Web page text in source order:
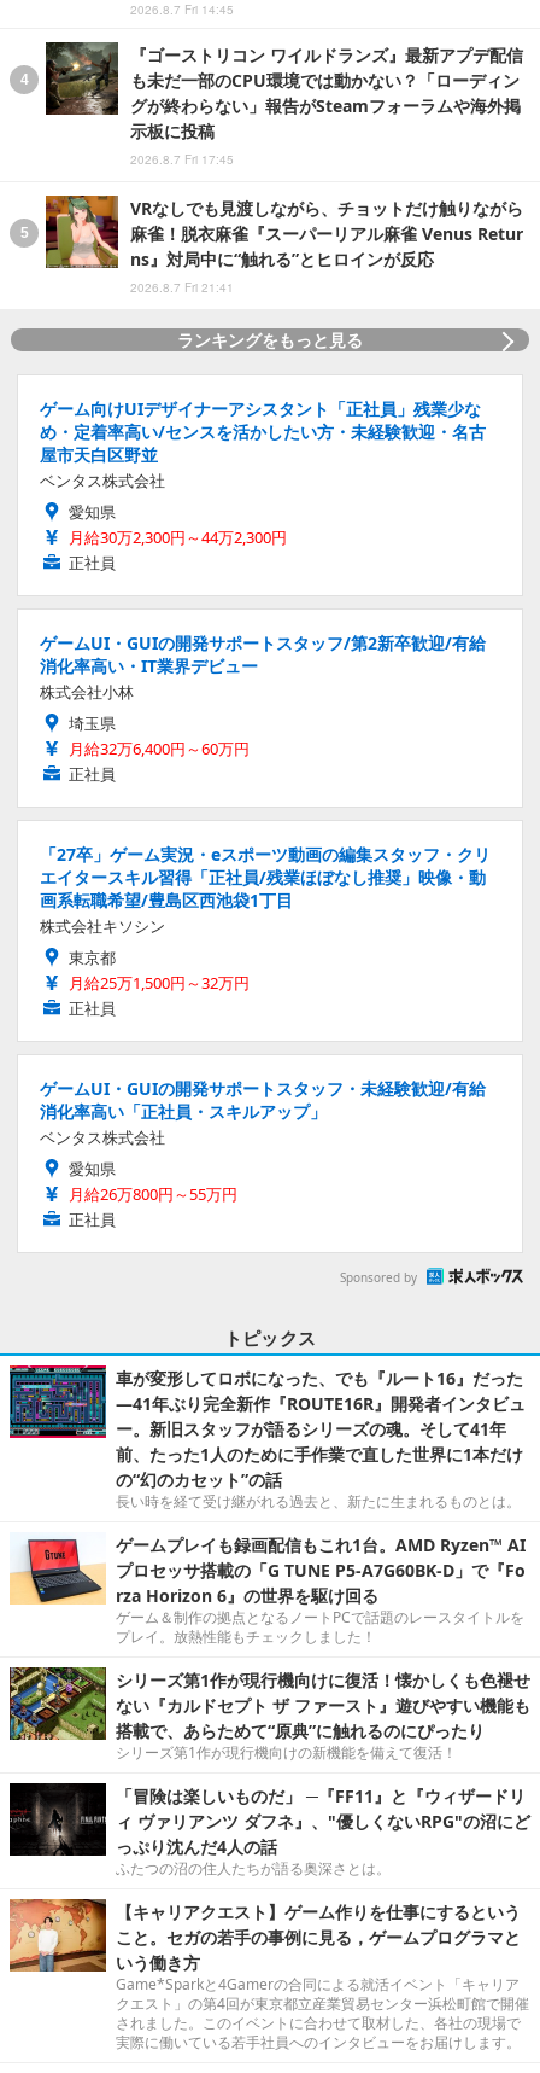
2026.8.7 Fri 14:45
『ゴーストリコン ワイルドランズ』最新アプデ配信
も未だ一部のCPU環境では動かない？「ローディン
グが終わらない」報告がSteamフォーラムや海外掲
示板に投稿
2026.8.7 Fri 17:45
VRなしでも見渡しながら、チョットだけ触りながら
麻雀！脱衣麻雀『スーパーリアル麻雀 Venus Retur
ns』対局中に“触れる”とヒロインが反応
2026.8.7 Fri 21:41
ランキングをもっと見る
ゲーム向けUIデザイナーアシスタント「正社員」残業少な
め・定着率高い/センスを活かしたい方・未経験歓迎・名古
屋市天白区野並
ベンタス株式会社
愛知県
月給30万2,300円～44万2,300円
正社員
ゲームUI・GUIの開発サポートスタッフ/第2新卒歓迎/有給
消化率高い・IT業界デビュー
株式会社小林
埼玉県
月給32万6,400円～60万円
正社員
「27卒」ゲーム実況・eスポーツ動画の編集スタッフ・クリ
エイタースキル習得「正社員/残業ほぼなし推奨」映像・動
画系転職希望/豊島区西池袋1丁目
株式会社キソシン
東京都
月給25万1,500円～32万円
正社員
ゲームUI・GUIの開発サポートスタッフ・未経験歓迎/有給
消化率高い「正社員・スキルアップ」
ベンタス株式会社
愛知県
月給26万800円～55万円
正社員
Sponsored by
トピックス
車が変形してロボになった、でも『ルート16』だった
―41年ぶり完全新作『ROUTE16R』開発者インタビュ
ー。新旧スタッフが語るシリーズの魂。そして41年
前、たった1人のために手作業で直した世界に1本だけ
の“幻のカセット”の話
長い時を経て受け継がれる過去と、新たに生まれるものとは。
ゲームプレイも録画配信もこれ1台。AMD Ryzen™ AI
プロセッサ搭載の「G TUNE P5-A7G60BK-D」で『Fo
rza Horizon 6』の世界を駆け回る
ゲーム＆制作の拠点となるノートPCで話題のレースタイトルを
プレイ。放熱性能もチェックしました！
シリーズ第1作が現行機向けに復活！懐かしくも色褪せ
ない『カルドセプト ザ ファースト』遊びやすい機能も
搭載で、あらためて“原典”に触れるのにぴったり
シリーズ第1作が現行機向けの新機能を備えて復活！
「冒険は楽しいものだ」 ─『FF11』と『ウィザードリ
ィ ヴァリアンツ ダフネ』、"優しくないRPG"の沼にど
っぷり沈んだ4人の話
ふたつの沼の住人たちが語る奥深さとは。
【キャリアクエスト】ゲーム作りを仕事にするという
こと。セガの若手の事例に見る，ゲームプログラマと
いう働き方
Game*Sparkと4Gamerの合同による就活イベント「キャリア
クエスト」の第4回が東京都立産業貿易センター浜松町館で開催
されました。このイベントに合わせて取材した、各社の現場で
実際に働いている若手社員へのインタビューをお届けします。